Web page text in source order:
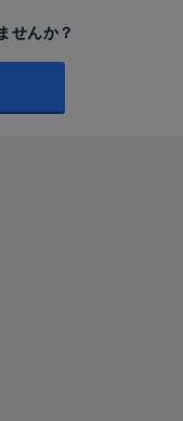
せんか？